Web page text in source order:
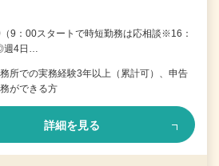
9：00スタートで時短勤務は応相談※16：
週4日…
務所での実務経験3年以上（累計可）、申告
ができる方
詳細を見る